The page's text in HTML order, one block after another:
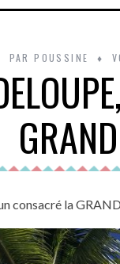
PAR POUSSINE
consacré la